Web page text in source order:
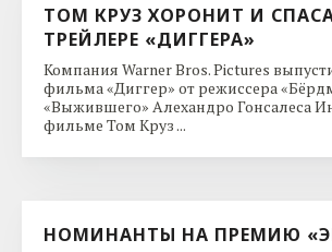
ТОМ КРУЗ ХОРОНИТ И
ТРЕЙЛЕРЕ «ДИГГЕРА»
Компания Warner Bros. Pictures
фильма «Диггер» от режиссера
«Выжившего» Алехандро Гонсалеса
фильме Том Круз ...
НОМИНАНТЫ НА ПРЕМИЮ